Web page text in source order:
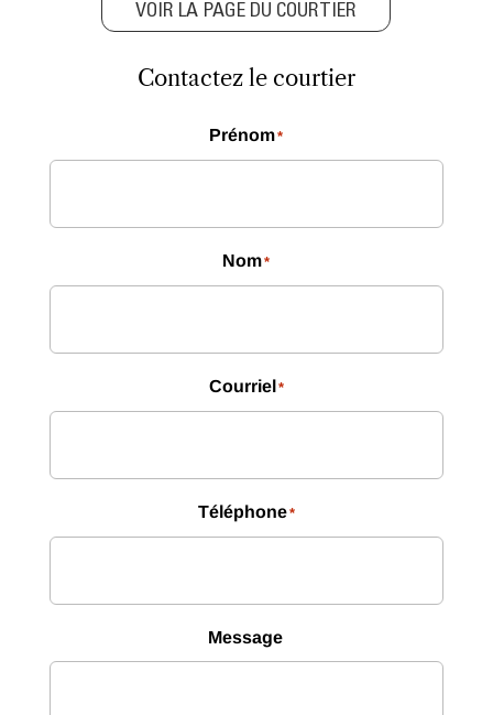
VOIR LA PAGE DU COURTIER
Contactez le courtier
Prénom*
Nom*
Courriel*
Téléphone*
Message